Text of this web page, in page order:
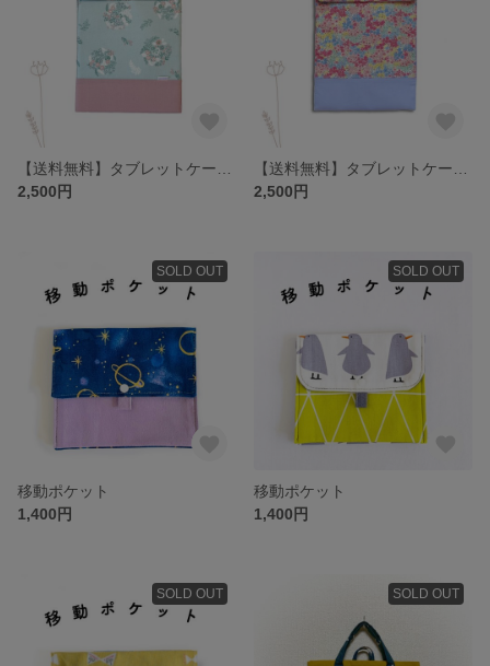
2,500円
2,500円
SOLD OUT
移動ポケット
1,400円
SOLD OUT
移動ポケット
1,400円
SOLD OUT SOLD OUT